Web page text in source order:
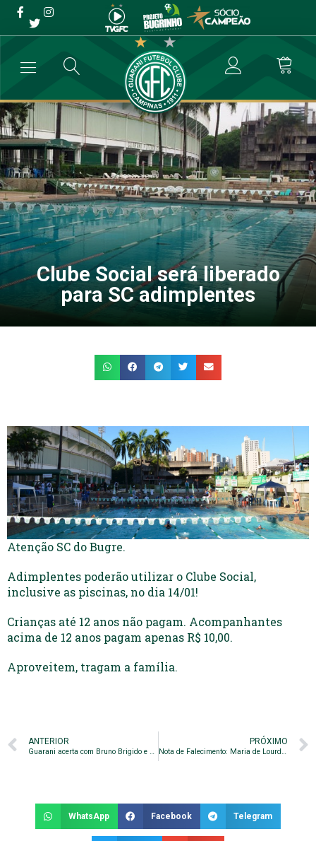
Clube Social será liberado
para SC adimplentes
→ Sócio Campeão → Clube Social será liberado para SC
Clube Social será liberado
para SC adimplentes
Atenção SC do Bugre.
Adimplentes poderão utilizar o Clube Social,
inclusive as piscinas, no dia 14/01!
Crianças até 12 anos não pagam. Acompanhantes
acima de 12 anos pagam apenas R$ 10,00.
Aproveitem, tragam a família.
ANTERIOR
Guarani acerta com Bruno Brigido e Wallace
PRÓXIMO
Nota de Falecimento: Maria de Lourdes Licco
WhatsApp Facebook Telegram